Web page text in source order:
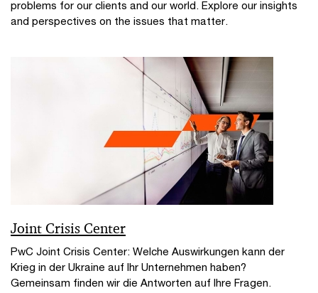
problems for our clients and our world. Explore our insights
and perspectives on the issues that matter.
Joint Crisis Center
PwC Joint Crisis Center: Welche Auswirkungen kann der
Krieg in der Ukraine auf Ihr Unternehmen haben?
Gemeinsam finden wir die Antworten auf Ihre Fragen.